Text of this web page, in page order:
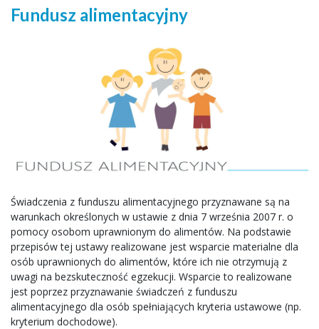
Fundusz alimentacyjny
Świadczenia z funduszu alimentacyjnego przyznawane są na
warunkach określonych w ustawie z dnia 7 września 2007 r. o
pomocy osobom uprawnionym do alimentów. Na podstawie
przepisów tej ustawy realizowane jest wsparcie materialne dla
osób uprawnionych do alimentów, które ich nie otrzymują z
uwagi na bezskuteczność egzekucji. Wsparcie to realizowane
jest poprzez przyznawanie świadczeń z funduszu
alimentacyjnego dla osób spełniających kryteria ustawowe (np.
kryterium dochodowe).